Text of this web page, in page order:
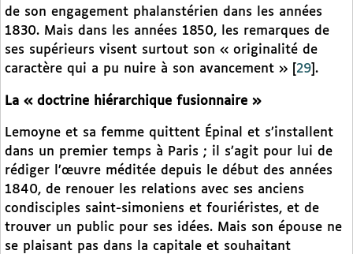
de son engagement phalanstérien dans les années
1830. Mais dans les années 1850, les remarques de
ses supérieurs visent surtout son « originalité de
caractère qui a pu nuire à son avancement »
29 .
La « doctrine hiérarchique fusionnaire »
Lemoyne et sa femme quittent Épinal et s’installent
dans un premier temps à Paris ; il s’agit pour lui de
rédiger l’œuvre méditée depuis le début des années
1840, de renouer les relations avec ses anciens
condisciples saint-simoniens et fouriéristes, et de
trouver un public pour ses idées. Mais son épouse ne
se plaisant pas dans la capitale et souhaitant